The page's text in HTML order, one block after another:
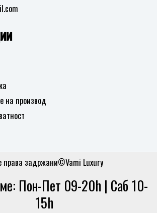
на производ
права задржани©Vami Luxury
Пон-Пет 09-20h | Саб 10-
15h